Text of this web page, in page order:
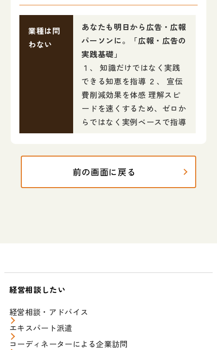
業種は問
わない
あなたも明日から広告・広報
パーソンに。「広報・広告の
実践基礎」
１、 知識だけではなく実践
できる知恵を指導 ２、 宣伝
費削減効果を体感 理解スピ
ードを速くするため、ゼロか
らではなく実例ベースで指導
前の画面に戻る
経営相談したい
経営相談・アドバイス
エキスパート派遣
コーディネーターによる企業訪問